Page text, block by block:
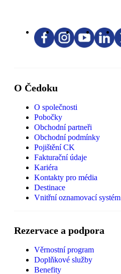
O Čedoku
O společnosti
Pobočky
Obchodní partneři
Obchodní podmínky
Pojištění CK
Fakturační údaje
Kariéra
Kontakty pro média
Destinace
Vnitřní oznamovací systém
Rezervace a podpora
Věrnostní program
Doplňkové služby
Benefity